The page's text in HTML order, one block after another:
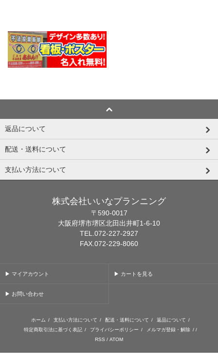
返品について
配送・送料について
支払い方法について
株式会社いいなプランニング
〒590-0017
大阪府堺市堺区北田出井町1-6-10
TEL.072-227-2927
FAX.072-229-8060
▶ マイアカウント ▶ カートを見る
▶ お問い合わせ
ホーム / 支払い方法について / 配送・送料について / 返品について /
特定商取引法に基づく表記 / プライバシーポリシー / メルマガ登録・解除 / /
RSS / ATOM